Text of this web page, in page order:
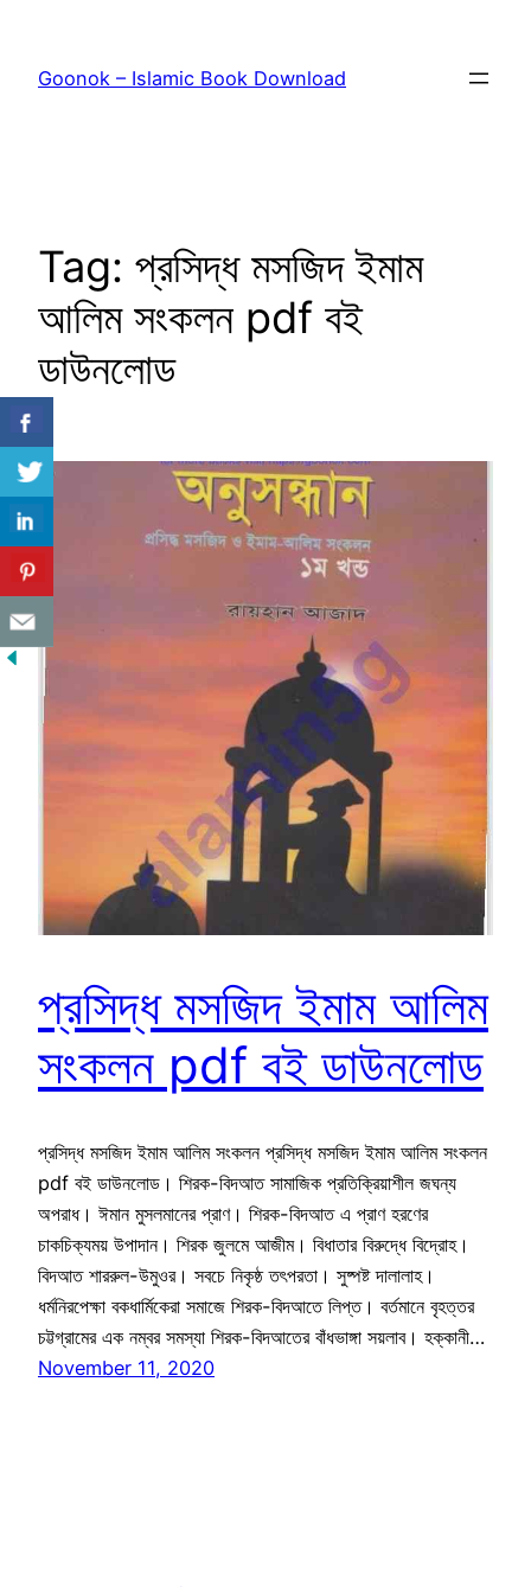
content
Goonok – Islamic Book Download
Tag: প্রসিদ্ধ মসজিদ ইমাম
আলিম সংকলন pdf বই
ডাউনলোড
প্রসিদ্ধ মসজিদ ইমাম আলিম
সংকলন pdf বই ডাউনলোড
প্রসিদ্ধ মসজিদ ইমাম আলিম সংকলন প্রসিদ্ধ মসজিদ ইমাম আলিম সংকলন
pdf বই ডাউনলোড। শিরক-বিদআত সামাজিক প্রতিক্রিয়াশীল জঘন্য
অপরাধ। ঈমান মুসলমানের প্রাণ। শিরক-বিদআত এ প্রাণ হরণের
চাকচিক্যময় উপাদান। শিরক জুলমে আজীম। বিধাতার বিরুদ্ধে বিদ্রোহ।
বিদআত শাররুল-উমুওর। সবচে নিকৃষ্ঠ তৎপরতা। সুষ্পষ্ট দালালাহ।
ধর্মনিরপেক্ষা বকধার্মিকেরা সমাজে শিরক-বিদআতে লিপ্ত। বর্তমানে বৃহত্তর
চট্টগ্রামের এক নম্বর সমস্যা শিরক-বিদআতের বাঁধভাঙ্গা সয়লাব। হক্কানী…
November 11, 2020